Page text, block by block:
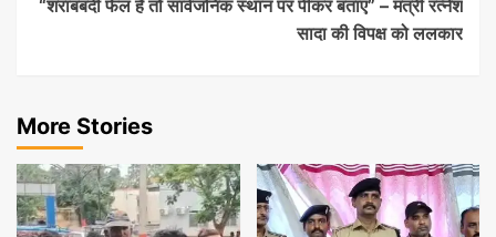
“शराबबंदी फेल है तो सार्वजनिक स्थान पर पीकर बताएं” – मंत्री रत्नेश
सादा की विपक्ष को ललकार
More Stories